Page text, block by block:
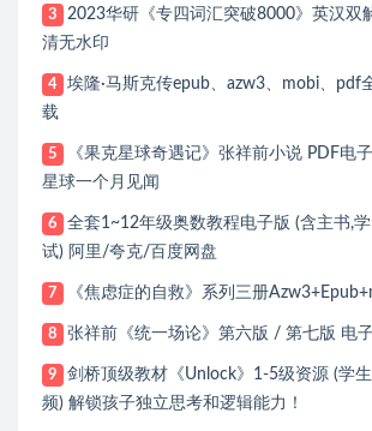
3
2023华研《专四词汇突破8000》英汉双
清无水印
4
埃隆·马斯克传epub、azw3、mobi、pdf
载
5
《果克星球奇遇记》张祥前小说 PDF电
星球一个月见闻
6
全套1~12年级奥数教程电子版 (含主书,
试) 阿里/夸克/百度网盘
7 《焦虑症的自救》系列三册
8 张祥前《统一场论》第六版 / 第七版 电
9
剑桥顶级教材《Unlock》1-5级资源 (学
频) 解锁孩子独立思考和逻辑能力！